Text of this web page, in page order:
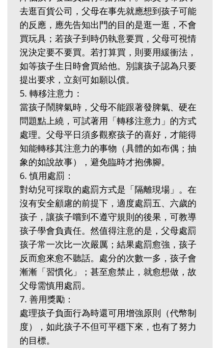
去逛百貨公司，父母在事先就應想到孩子可能
的反應，應先告知出門的目的是逛一逛，不會
買玩具；若孩子到時仍執意要買，父母可視情
況決定要不要買。若打算買，則要用緩衝法，
如等孩子生日時會買給他。別讓孩子認為只要
提出要求，立刻可如願以償。
5. 轉移注意力：
當孩子鬧脾氣時，父母不能跟著發脾氣、硬在
問題點上繞，可試著用「轉移注意力」的方式
處理。父母平日須多觀察孩子的喜好，才能得
知能轉移其注意力的事物（具體的如布偶；抽
象的如說故事），避免臨時才抱佛腳。
6. 慎用處罰：
對幼兒可採取的處罰方式是「隔離現場」。在
沒有安全顧慮的前提下，適度處罰五、六歲的
孩子，讓孩子嚐到不遵守規則的後果，可教導
孩子學會負責任。然值得注意的是，父母處罰
孩子常一次比一次嚴厲；結果處罰愈強，孩子
反而愈來愈不聽話。處分的次數一多，孩子會
漸漸「習慣化」；甚至愈禁止，就愈想做，故
父母需慎用處罰。
7. 善用獎勵：
處理孩子負面行為時還可用增強原則（代幣制
度），如此孩子不但可平穩下來，也有了努力
的目標。